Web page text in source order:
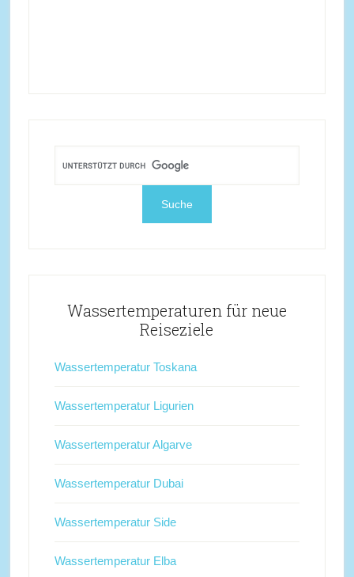
Wassertemperaturen für neue
Reiseziele
Wassertemperatur Toskana
Wassertemperatur Ligurien
Wassertemperatur Algarve
Wassertemperatur Dubai
Wassertemperatur Side
Wassertemperatur Elba